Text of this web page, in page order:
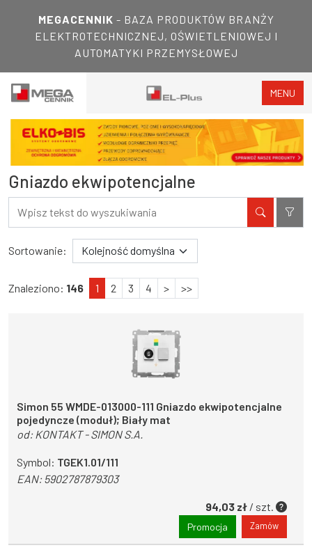
MEGACENNIK - BAZA PRODUKTÓW BRANŻY
ELEKTROTECHNICZNEJ, OŚWIETLENIOWEJ I
AUTOMATYKI PRZEMYSŁOWEJ
MENU
Gniazdo ekwipotencjalne
Filtry
Wyniki wyszukiwania
Sortowanie:
Znaleziono: 146 1 2 3 4 > >>
Simon 55 WMDE-013000-111 Gniazdo ekwipotencjalne
pojedyncze (moduł); Biały mat
od: KONTAKT - SIMON S.A.
Symbol: TGEK1.01/111
EAN:5902787879303
94,03 zł / szt.
Promocja Zamów